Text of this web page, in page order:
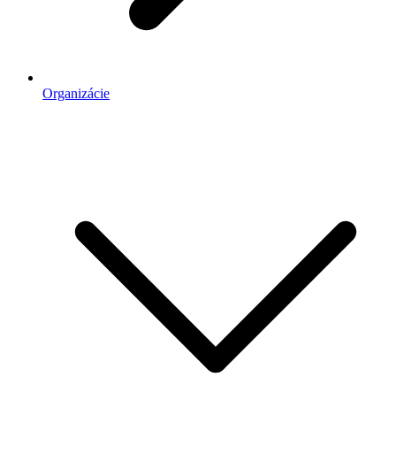
Organizácie